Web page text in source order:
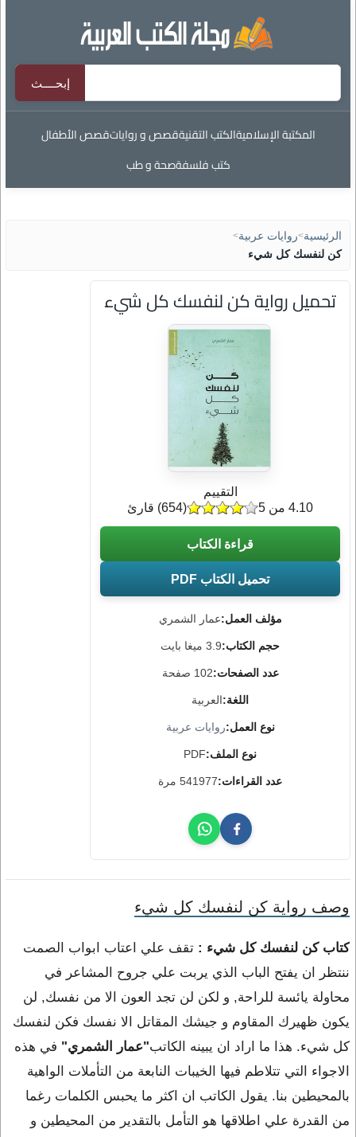
المكتبة الإسلاميةالكتب التقنيةقصص و رواياتقصص الأطفال
كتب فلسفةصحة و طب
الرئيسية>روايات عربية>
كن لنفسك كل شيء
تحميل رواية كن لنفسك كل شيء
مؤلف العمل:عمار الشمري
حجم الكتاب:3.9 ميغا بايت
عدد الصفحات:102 صفحة
اللغة:العربية
نوع العمل:روايات عربية
نوع الملف:PDF
عدد القراءات:541977 مرة
التقييم
(
654) قارئ 4.10 من 5
قراءة الكتاب
تحميل الكتاب PDF
وصف رواية كن لنفسك كل شيء
كتاب كن لنفسك كل شيء : تقف علي اعتاب ابواب الصمت
ننتظر ان يفتح الباب الذي يربت علي جروح المشاعر في
محاولة يائسة للراحة, و لكن لن تجد العون الا من نفسك, لن
يكون ظهيرك المقاوم و جيشك المقاتل الا نفسك فكن لنفسك
كل شيء. هذا ما اراد ان يبينه الكاتب"عمار الشمري" في هذه
الاجواء التي تتلاطم فيها الخيبات النابعة من التأملات الواهية
بالمحيطين بنا. يقول الكاتب ان اكثر ما يحبس الكلمات رغما
من القدرة علي اطلاقها هو التأمل بالتقدير من المحيطين و